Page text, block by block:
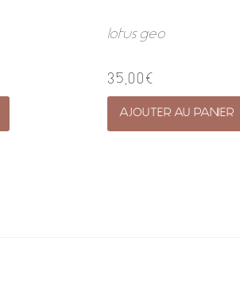
lotus geo
35,00 €
AJOUTER AU PANIER